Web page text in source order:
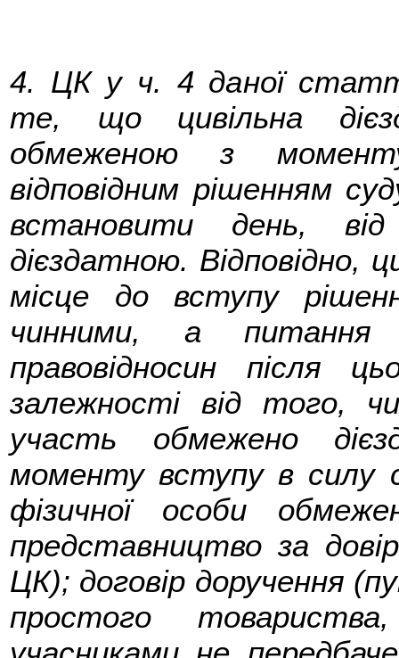
4. ЦК у ч. 4 даної
те, що цивільна
обмеженою з
відповідним рішенням
встановити день,
дієздатною. Відповідно,
місце до вступу
чинними, а питання
правовідносин після
залежності від того,
участь обмежено
моменту вступу в силу
фізичної особи
представництво за
ЦК); договір доручення
простого